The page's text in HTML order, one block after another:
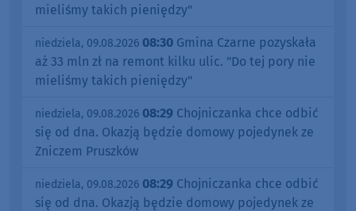
mieliśmy takich pieniędzy"
niedziela, 09.08.2026 08:30 Gmina Czarne pozyskała
aż 33 mln zł na remont kilku ulic. "Do tej pory nie
mieliśmy takich pieniędzy"
niedziela, 09.08.2026 08:29 Chojniczanka chce odbić
się od dna. Okazją będzie domowy pojedynek ze
Zniczem Pruszków
niedziela, 09.08.2026 08:29 Chojniczanka chce odbić
się od dna. Okazją będzie domowy pojedynek ze